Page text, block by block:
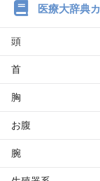
医療大辞典
頭
首
胸
お腹
腕